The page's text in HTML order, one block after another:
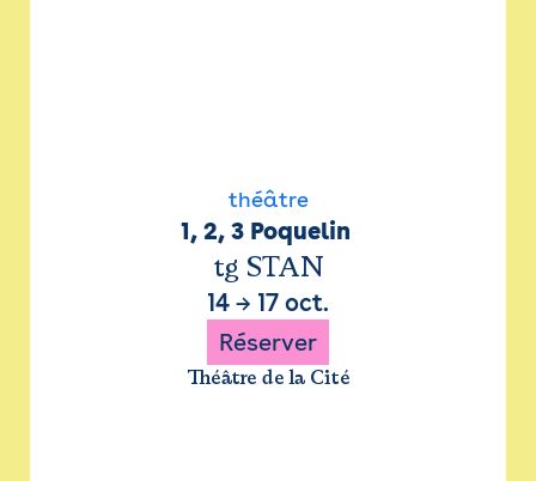
théâtre
1, 2, 3 Poquelin
tg STAN
14 → 17 oct.
Réserver
Théâtre de la Cité